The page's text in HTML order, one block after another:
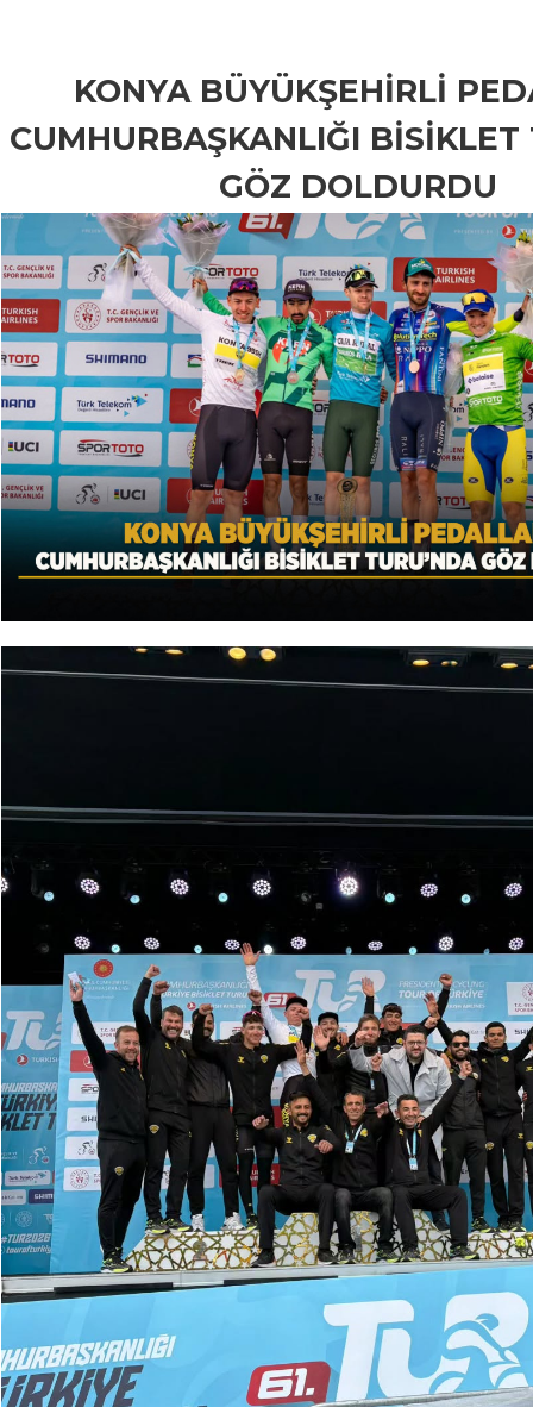
KONYA BÜYÜKŞEHİRLİ
CUMHURBAŞKANLIĞI BİSİKLET
GÖZ DOLDURDU